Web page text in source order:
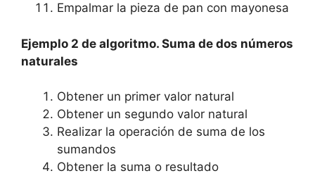
Empalmar la pieza de pan con mayonesa
Ejemplo 2 de algoritmo. Suma de dos números
naturales
Obtener un primer valor natural
Obtener un segundo valor natural
Realizar la operación de suma de los
sumandos
Obtener la suma o resultado